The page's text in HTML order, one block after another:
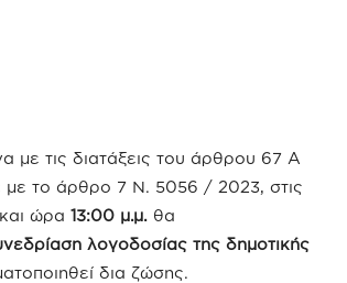
με τις διατάξεις του άρθρου 67 Α
το άρθρο 7 Ν. 5056 / 2023, στις
και ώρα 13:00 μ.μ. θα
λογοδοσίας της δημοτικής
δια ζώσης.